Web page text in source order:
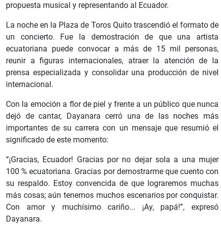
propuesta musical y representando al Ecuador.
La noche en la Plaza de Toros Quito trascendió el formato de
un concierto. Fue la demostración de que una artista
ecuatoriana puede convocar a más de 15 mil personas,
reunir a figuras internacionales, atraer la atención de la
prensa especializada y consolidar una producción de nivel
internacional.
Con la emoción a flor de piel y frente a un público que nunca
dejó de cantar, Dayanara cerró una de las noches más
importantes de su carrera con un mensaje que resumió el
significado de este momento:
“¡Gracias, Ecuador! Gracias por no dejar sola a una mujer
100 % ecuatoriana. Gracias por demostrarme que cuento con
su respaldo. Estoy convencida de que lograremos muchas
más cosas; aún tenemos muchos escenarios por conquistar.
Con amor y muchísimo cariño... ¡Ay, papá!”, expresó
Dayanara.